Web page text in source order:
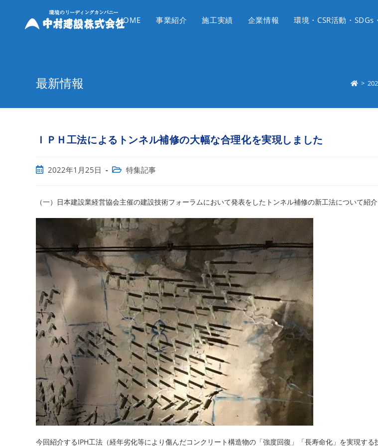
HOME 事業紹介 施工実績 企業情報 環境・CSR活動・SDGs
最新情報 >
ＩＰＨ工法によるトンネル補修の大幅な合理化を実現しました
投
開
2022年1月25日
投
テ
リ
ー:
特集記事
（一）日本建設業経営協会主催の建設技術フォーラムにおいて発表をしたトンネル補修の新工法について紹介
今回紹介するIPH工法（経年劣化等により傷んだコンクリート構造物の「強度回復」「長寿命化」を実現する